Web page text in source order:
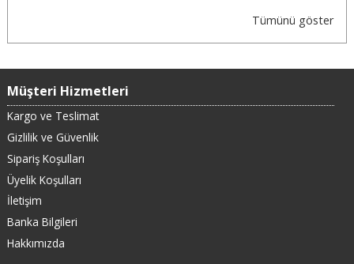
Tümünü göster
Müşteri Hizmetleri
Kargo ve Teslimat
Gizlilik ve Güvenlik
Sipariş Koşulları
Üyelik Koşulları
İletişim
Banka Bilgileri
Hakkımızda